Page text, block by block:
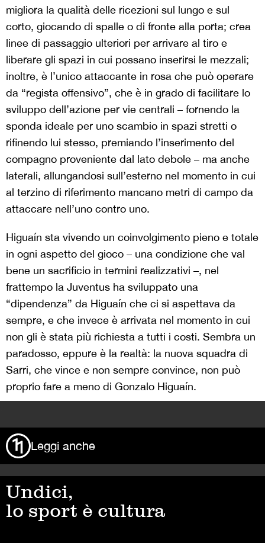
migliora la qualità delle ricezioni sul lungo e sul
corto, giocando di spalle o di fronte alla porta; crea
linee di passaggio ulteriori per arrivare al tiro e
liberare gli spazi in cui possano inserirsi le mezzali;
inoltre, è l’unico attaccante in rosa che può operare
da “regista offensivo”, che è in grado di facilitare lo
sviluppo dell’azione per vie centrali – fornendo la
sponda ideale per uno scambio in spazi stretti o
rifinendo lui stesso, premiando l’inserimento del
compagno proveniente dal lato debole – ma anche
laterali, allungandosi sull’esterno nel momento in cui
al terzino di riferimento mancano metri di campo da
attaccare nell’uno contro uno.
Higuaín sta vivendo un coinvolgimento pieno e totale
in ogni aspetto del gioco – una condizione che val
bene un sacrificio in termini realizzativi –, nel
frattempo la Juventus ha sviluppato una
“dipendenza” da Higuaín che ci si aspettava da
sempre, e che invece è arrivata nel momento in cui
non gli è stata più richiesta a tutti i costi. Sembra un
paradosso, eppure è la realtà: la nuova squadra di
Sarri, che vince e non sempre convince, non può
proprio fare a meno di Gonzalo Higuaín.
Leggi anche
Undici,
lo sport è cultura